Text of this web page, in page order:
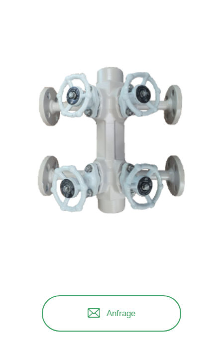
Anfrage